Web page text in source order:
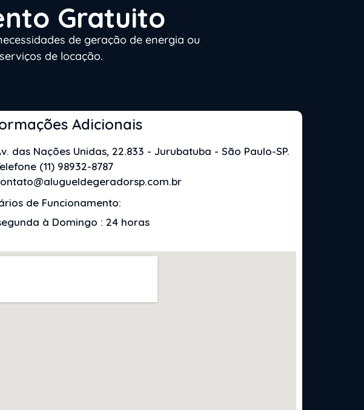
Gratuito
de geração de energia ou
de locação.
Adicionais
das Nações Unidas, 22.833 - Jurubatuba - São Paulo-SP.
(11) 98932-8787
de Funcionamento:
à Domingo : 24 horas